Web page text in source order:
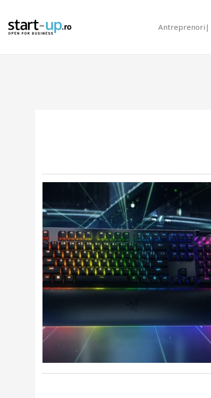
Antreprenori